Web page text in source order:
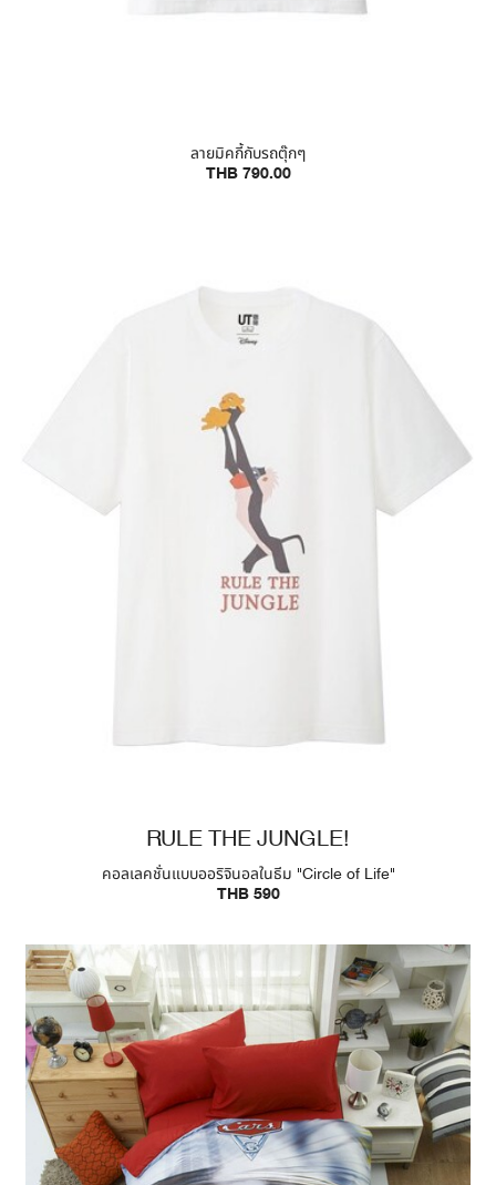
ลายมิคกี้กับรถตุ๊กๆ
THB 790.00
RULE THE JUNGLE!
คอลเลคชั่นแบบออริจินอลในธีม "Circle of Life"
THB 590